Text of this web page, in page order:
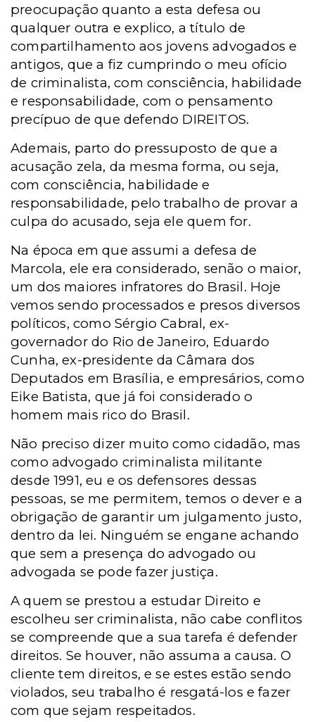
preocupação quanto a esta defesa ou
qualquer outra e explico, a título de
compartilhamento aos jovens advogados e
antigos, que a fiz cumprindo o meu ofício
de criminalista, com consciência, habilidade
e responsabilidade, com o pensamento
precípuo de que defendo DIREITOS.
Ademais, parto do pressuposto de que a
acusação zela, da mesma forma, ou seja,
com consciência, habilidade e
responsabilidade, pelo trabalho de provar a
culpa do acusado, seja ele quem for.
Na época em que assumi a defesa de
Marcola, ele era considerado, senão o maior,
um dos maiores infratores do Brasil. Hoje
vemos sendo processados e presos diversos
políticos, como Sérgio Cabral, ex-
governador do Rio de Janeiro, Eduardo
Cunha, ex-presidente da Câmara dos
Deputados em Brasília, e empresários, como
Eike Batista, que já foi considerado o
homem mais rico do Brasil.
Não preciso dizer muito como cidadão, mas
como advogado criminalista militante
desde 1991, eu e os defensores dessas
pessoas, se me permitem, temos o dever e a
obrigação de garantir um julgamento justo,
dentro da lei. Ninguém se engane achando
que sem a presença do advogado ou
advogada se pode fazer justiça.
A quem se prestou a estudar Direito e
escolheu ser criminalista, não cabe conflitos
se compreende que a sua tarefa é defender
direitos. Se houver, não assuma a causa. O
cliente tem direitos, e se estes estão sendo
violados, seu trabalho é resgatá-los e fazer
com que sejam respeitados.